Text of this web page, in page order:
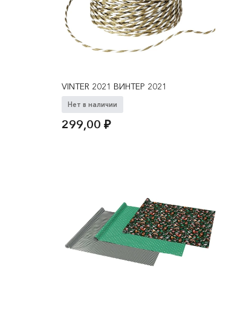
VINTER 2021 ВИНТЕР 2021
Нет в наличии
299,00 ₽